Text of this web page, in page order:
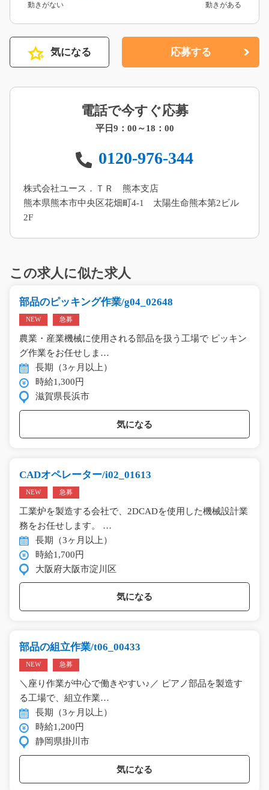
動きがない 動きがある
気になる 応募する
電話で今すぐ応募
平日9：00～18：00
0120-976-344
株式会社ユース．ＴＲ 熊本支店
熊本県熊本市中央区花畑町4-1 太陽生命熊本第2ビル
2F
この求人に似た求人
部品のピッキング作業/g04_02648
NEW 急募
農業・産業機械に使用される部品を扱う工場で ピッキン
グ作業をお任せしま…
長期（3ヶ月以上）
時給1,300円
滋賀県長浜市
気になる
CADオペレーター/i02_01613
NEW 急募
工業炉を製造する会社で、2DCADを使用した機械設計業
務をお任せします。 …
長期（3ヶ月以上）
時給1,700円
大阪府大阪市淀川区
気になる
部品の組立作業/t06_00433
NEW 急募
＼座り作業が中心で働きやすい♪／ ピアノ部品を製造す
る工場で、組立作業…
長期（3ヶ月以上）
時給1,200円
静岡県掛川市
気になる